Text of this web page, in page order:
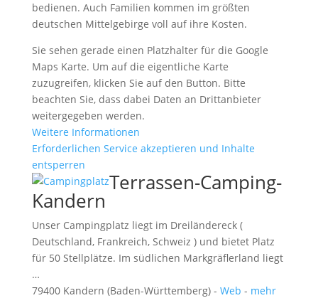
bedienen. Auch Familien kommen im größten
deutschen Mittelgebirge voll auf ihre Kosten.
Sie sehen gerade einen Platzhalter für die Google
Maps Karte. Um auf die eigentliche Karte
zuzugreifen, klicken Sie auf den Button. Bitte
beachten Sie, dass dabei Daten an Drittanbieter
weitergegeben werden.
Weitere Informationen
Erforderlichen Service akzeptieren und Inhalte
entsperren
Terrassen-Camping-
Kandern
Unser Campingplatz liegt im Dreiländereck (
Deutschland, Frankreich, Schweiz ) und bietet Platz
für 50 Stellplätze. Im südlichen Markgräflerland liegt
…
79400 Kandern (Baden-Württemberg) - Web - mehr